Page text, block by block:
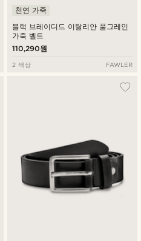
블랙 브레이디드 이탈리안 풀그레인
가죽 벨트
천연 가죽
110,290원
2 색상 FAWLER